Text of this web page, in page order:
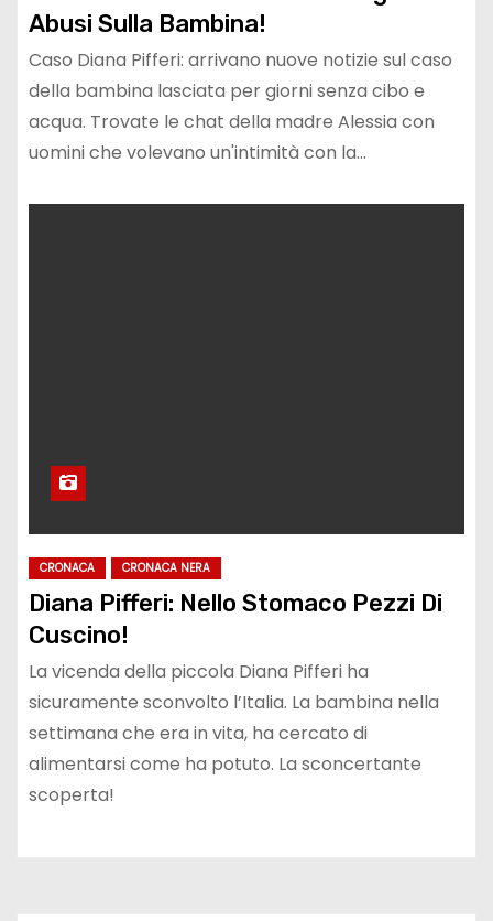
Abusi Sulla Bambina!
Caso Diana Pifferi: arrivano nuove notizie sul caso
della bambina lasciata per giorni senza cibo e
acqua. Trovate le chat della madre Alessia con
uomini che volevano un'intimità con la…
CRONACA CRONACA NERA
Diana Pifferi: Nello Stomaco Pezzi Di
Cuscino!
La vicenda della piccola Diana Pifferi ha
sicuramente sconvolto l’Italia. La bambina nella
settimana che era in vita, ha cercato di
alimentarsi come ha potuto. La sconcertante
scoperta!